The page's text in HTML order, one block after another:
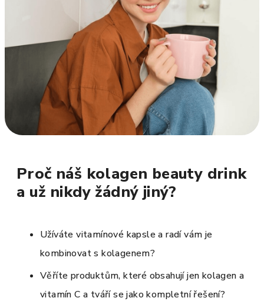
Proč náš kolagen beauty drink
a už nikdy žádný jiný?
Užíváte vitamínové kapsle a radí vám je
kombinovat s kolagenem?
Věříte produktům, které obsahují jen kolagen a
vitamín C a tváří se jako kompletní řešení?